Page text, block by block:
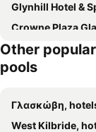
Glynhill Hotel & Spa near
Crowne Plaza
Glasgow Argyle Hotel, BW
Other
pools
Γλασκώβη,
West Kilbride,